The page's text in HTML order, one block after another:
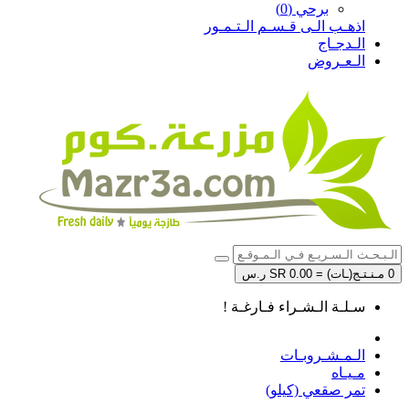
برحي (0)
اذهـب الـى قـسـم الـتـمـور
الـدجـاج
الـعـروض
0 مـنـتـج(ـات) = SR 0.00 ر.س
سـلـة الـشـراء فـارغـة !
الـمـشـروبـات
مـيـاه
تمر صقعي (كيلو)